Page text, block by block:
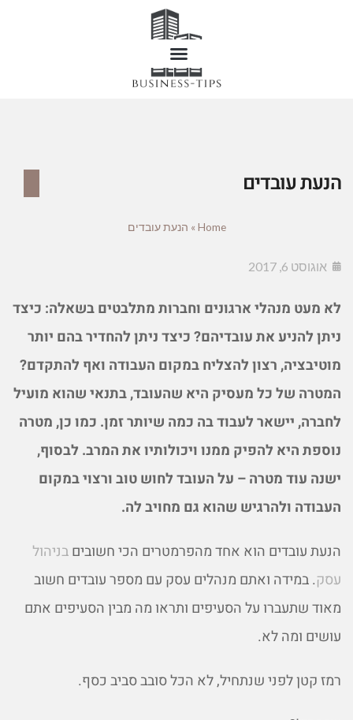
הנעת עובדים
Home
» הנעת עובדים
אוגוסט 6, 2017
לא מעט מנהלי ארגונים וחברות מתלבטים בשאלה: כיצד
ניתן להניע את עובדיהם? כיצד ניתן להחדיר בהם יותר
מוטיבציה, רצון להצליח במקום העבודה ואף להתקדם?
המטרה של כל מעסיק היא שהעובד, בתנאי שהוא מועיל
לחברה, יישאר לעבוד בה כמה שיותר זמן. כמו כן, מטרה
נוספת היא להפיק ממנו ויכולותיו את המרב. לבסוף,
ישנה עוד מטרה – על העובד לחוש טוב ורצוי במקום
העבודה ולהרגיש שהוא גם מחויב לה.
הנעת עובדים הוא אחד מהפרמטרים הכי חשוביםבניהול
עסק. במידה ואתם מנהלים עסק עם מספר עובדים חשוב
מאוד שתעברו על הסעיפים ותראו מה מבין הסעיפים אתם
עושים ומה לא.
רמז קטן לפני שנתחיל, לא הכל סובב סביב כסף.